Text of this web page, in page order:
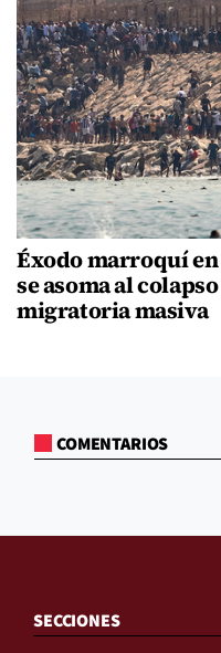
Éxodo marroquí en
se asoma al
migratoria masiva
COMENTARIOS
SECCIONES